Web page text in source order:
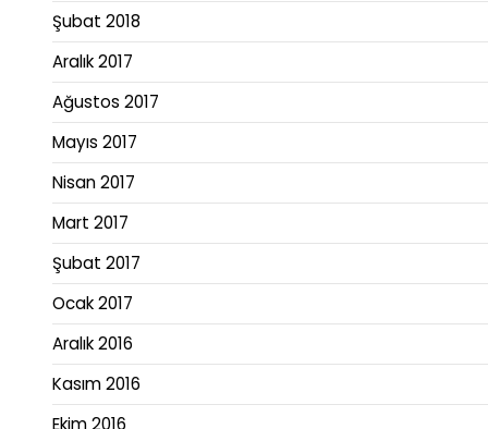
Şubat 2018
Aralık 2017
Ağustos 2017
Mayıs 2017
Nisan 2017
Mart 2017
Şubat 2017
Ocak 2017
Aralık 2016
Kasım 2016
Ekim 2016